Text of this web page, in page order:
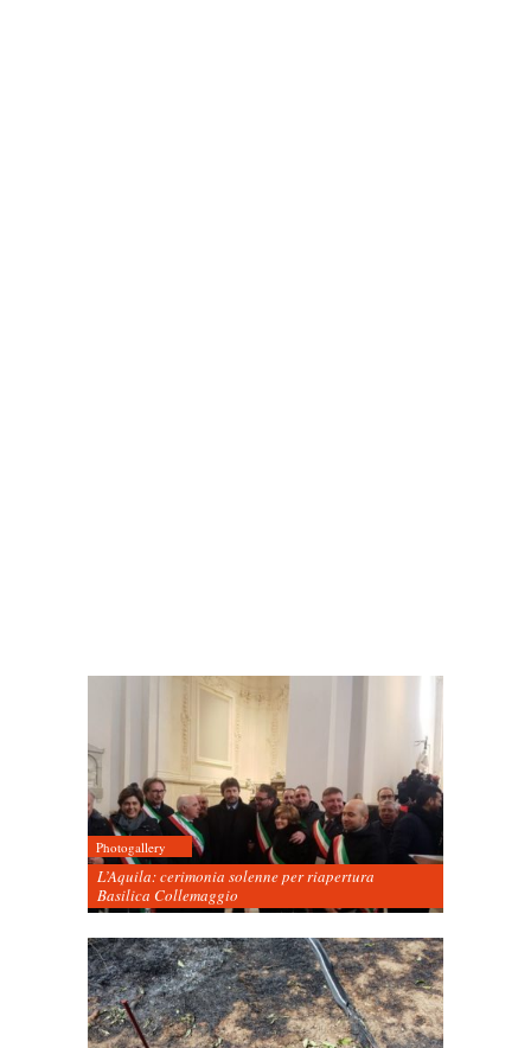
Photogallery
L’Aquila: cerimonia solenne per riapertura
Basilica Collemaggio